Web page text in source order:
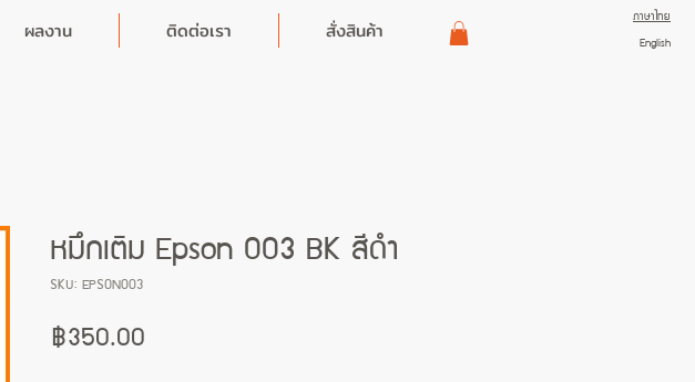
ผลงาน ติดต่อเรา สั่งสินค้า
ภาษาไทย
English
หมึกเติม Epson 003 BK สีดำ
SKU: EPSON003
฿350.00